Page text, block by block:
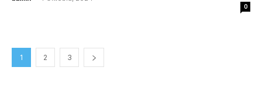
0
1 2 3